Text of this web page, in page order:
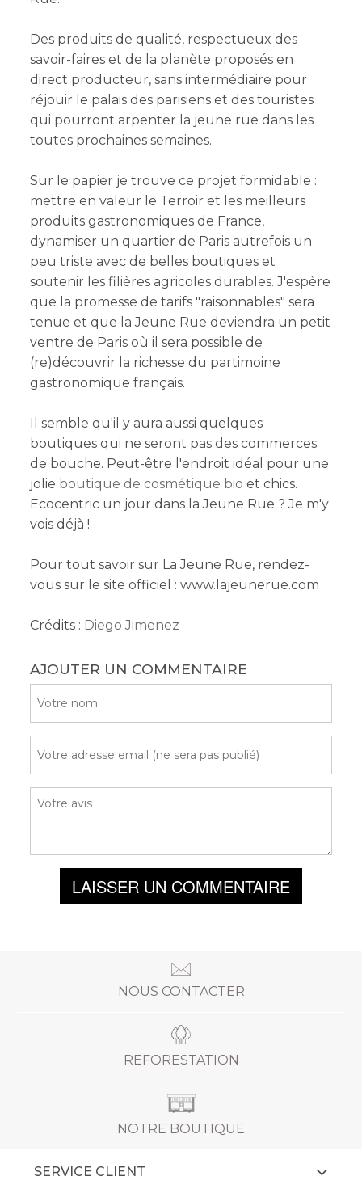
Des produits de qualité, respectueux des
savoir-faires et de la planète proposés en
direct producteur, sans intermédiaire pour
réjouir le palais des parisiens et des touristes
qui pourront arpenter la jeune rue dans les
toutes prochaines semaines.
Sur le papier je trouve ce projet formidable :
mettre en valeur le Terroir et les meilleurs
produits gastronomiques de France,
dynamiser un quartier de Paris autrefois un
peu triste avec de belles boutiques et
soutenir les filières agricoles durables. J'espère
que la promesse de tarifs "raisonnables" sera
tenue et que la Jeune Rue deviendra un petit
ventre de Paris où il sera possible de
(re)découvrir la richesse du partimoine
gastronomique français.
Il semble qu'il y aura aussi quelques
boutiques qui ne seront pas des commerces
de bouche. Peut-être l'endroit idéal pour une
jolie boutique de cosmétique bio et chics.
Ecocentric un jour dans la Jeune Rue ? Je m'y
vois déjà !
Pour tout savoir sur La Jeune Rue, rendez-
vous sur le site officiel : www.lajeunerue.com
Crédits : Diego Jimenez
AJOUTER UN COMMENTAIRE
LAISSER UN COMMENTAIRE
NOUS CONTACTER
REFORESTATION
NOTRE BOUTIQUE
SERVICE CLIENT